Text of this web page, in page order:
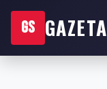
GS GAZETA